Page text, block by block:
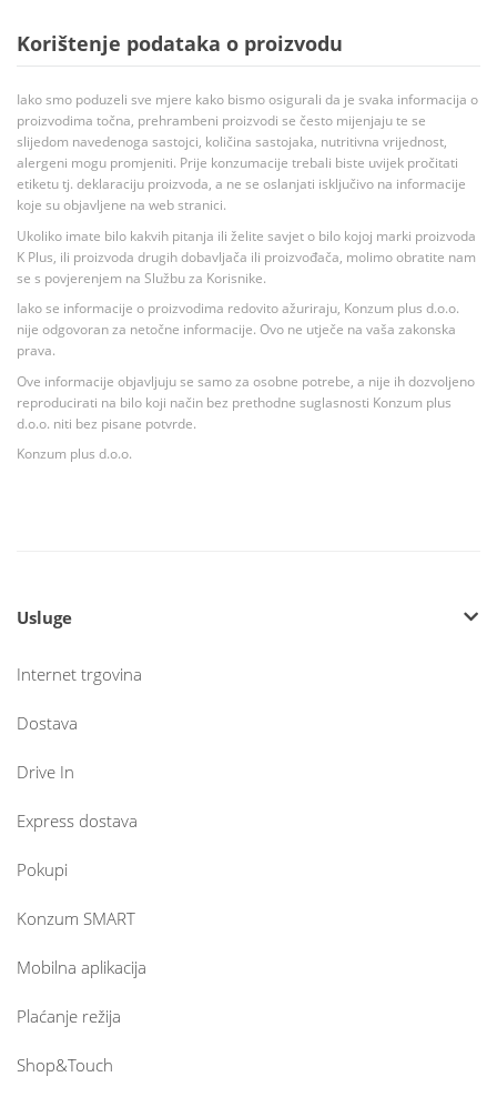
Korištenje podataka o proizvodu
Iako smo poduzeli sve mjere kako bismo osigurali da je svaka informacija o
proizvodima točna, prehrambeni proizvodi se često mijenjaju te se
slijedom navedenoga sastojci, količina sastojaka, nutritivna vrijednost,
alergeni mogu promjeniti. Prije konzumacije trebali biste uvijek pročitati
etiketu tj. deklaraciju proizvoda, a ne se oslanjati isključivo na informacije
koje su objavljene na web stranici.
Ukoliko imate bilo kakvih pitanja ili želite savjet o bilo kojoj marki proizvoda
K Plus, ili proizvoda drugih dobavljača ili proizvođača, molimo obratite nam
se s povjerenjem na Službu za Korisnike.
Iako se informacije o proizvodima redovito ažuriraju, Konzum plus d.o.o.
nije odgovoran za netočne informacije. Ovo ne utječe na vaša zakonska
prava.
Ove informacije objavljuju se samo za osobne potrebe, a nije ih dozvoljeno
reproducirati na bilo koji način bez prethodne suglasnosti Konzum plus
d.o.o. niti bez pisane potvrde.
Konzum plus d.o.o.
Usluge
Internet trgovina
Dostava
Drive In
Express dostava
Pokupi
Konzum SMART
Mobilna aplikacija
Plaćanje režija
Shop&Touch